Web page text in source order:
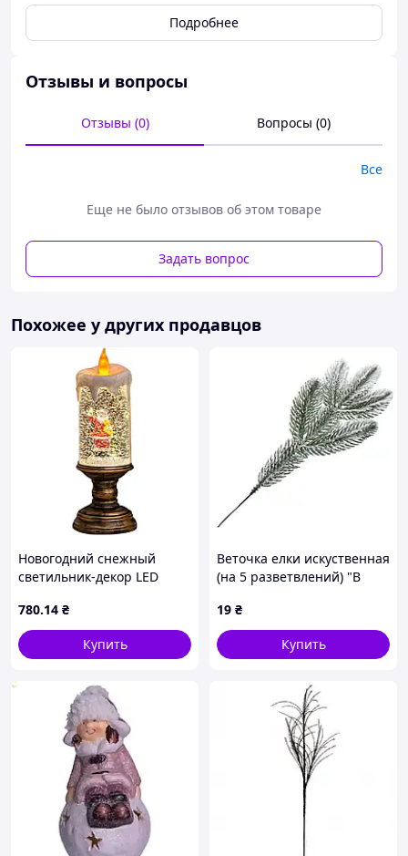
Подробнее
Отзывы и вопросы
Отзывы (0) Вопросы (0)
Все
Еще не было отзывов об этом товаре
Задать вопрос
Похожее у других продавцов
Новогодний снежный
светильник-декор LED
Праздничный LED-
светильник HC-G032 с
эффектом снегопада и
780.14 ₴
Купить
Веточка елки искуственная
(на 5 разветвлений) "В
19 ₴
Купить